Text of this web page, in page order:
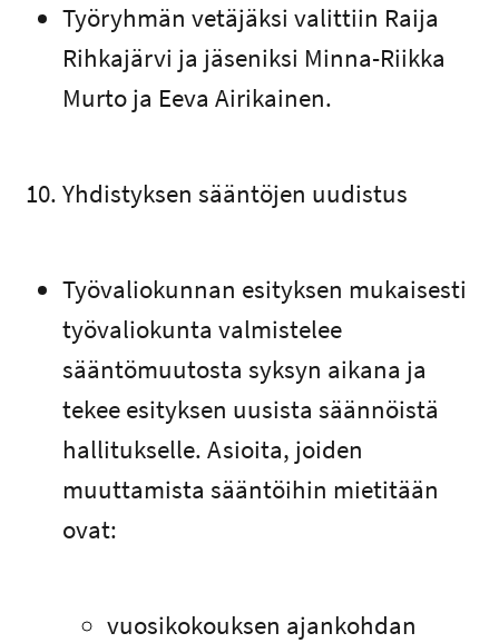
Työryhmän vetäjäksi valittiin Raija
Rihkajärvi ja jäseniksi Minna-Riikka
Murto ja Eeva Airikainen.
Yhdistyksen sääntöjen uudistus
Työvaliokunnan esityksen mukaisesti
työvaliokunta valmistelee
sääntömuutosta syksyn aikana ja
tekee esityksen uusista säännöistä
hallitukselle. Asioita, joiden
muuttamista sääntöihin mietitään
ovat:
vuosikokouksen ajankohdan